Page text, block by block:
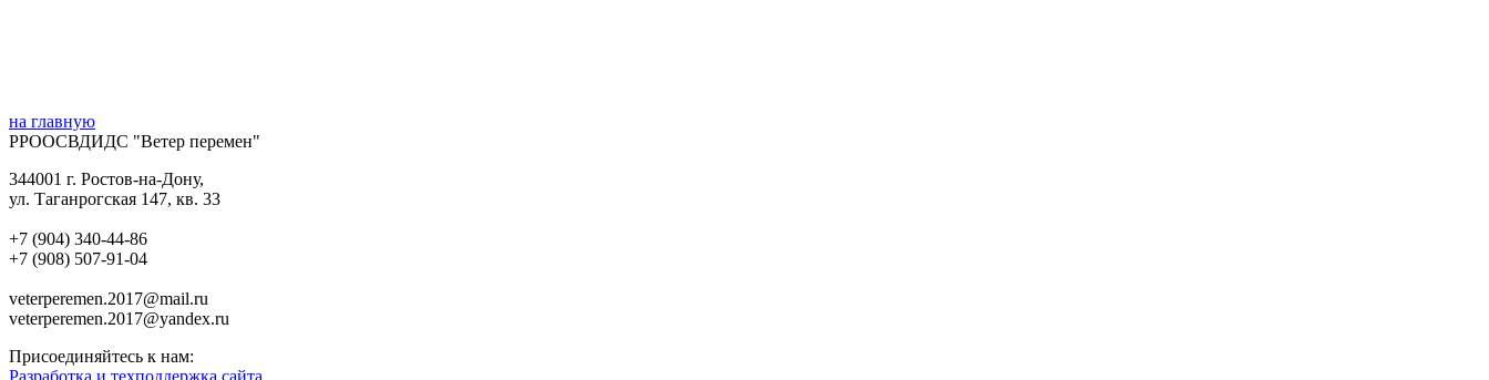
на главную
РРООСВДИДС "Ветер перемен"
344001 г. Ростов-на-Дону,
ул. Таганрогская 147, кв. 33‍
+7 (904) 340-44-86
+7 (908) 507-91-04‍
veterperemen.2017@mail.ru
veterperemen.2017@yandex.ru
Присоединяйтесь к нам:
Разработка и техподдержка сайта